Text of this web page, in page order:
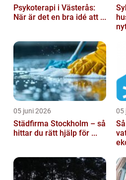
Psykoterapi i Västerås:
När är det en bra idé att ...
05 juni 2026
Städfirma Stockholm – så
hittar du rätt hjälp för ...
05